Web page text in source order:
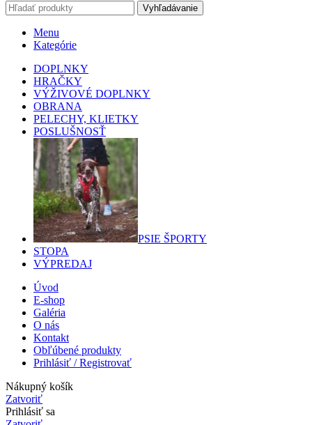
Vyhľadávanie
Menu
Kategórie
DOPLNKY
HRAČKY
VÝŽIVOVÉ DOPLNKY
OBRANA
PELECHY, KLIETKY
POSLUŠNOSŤ
PSIE ŠPORTY
STOPA
VÝPREDAJ
Úvod
E-shop
Galéria
O nás
Kontakt
Obľúbené produkty
Prihlásiť / Registrovať
Nákupný košík
Zatvoriť
Prihlásiť sa